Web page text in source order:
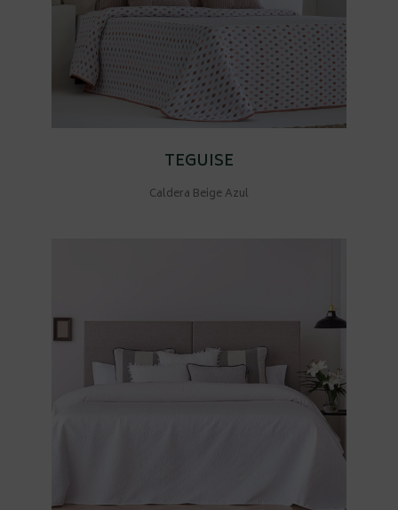
TEGUISE
Caldera Beige Azul